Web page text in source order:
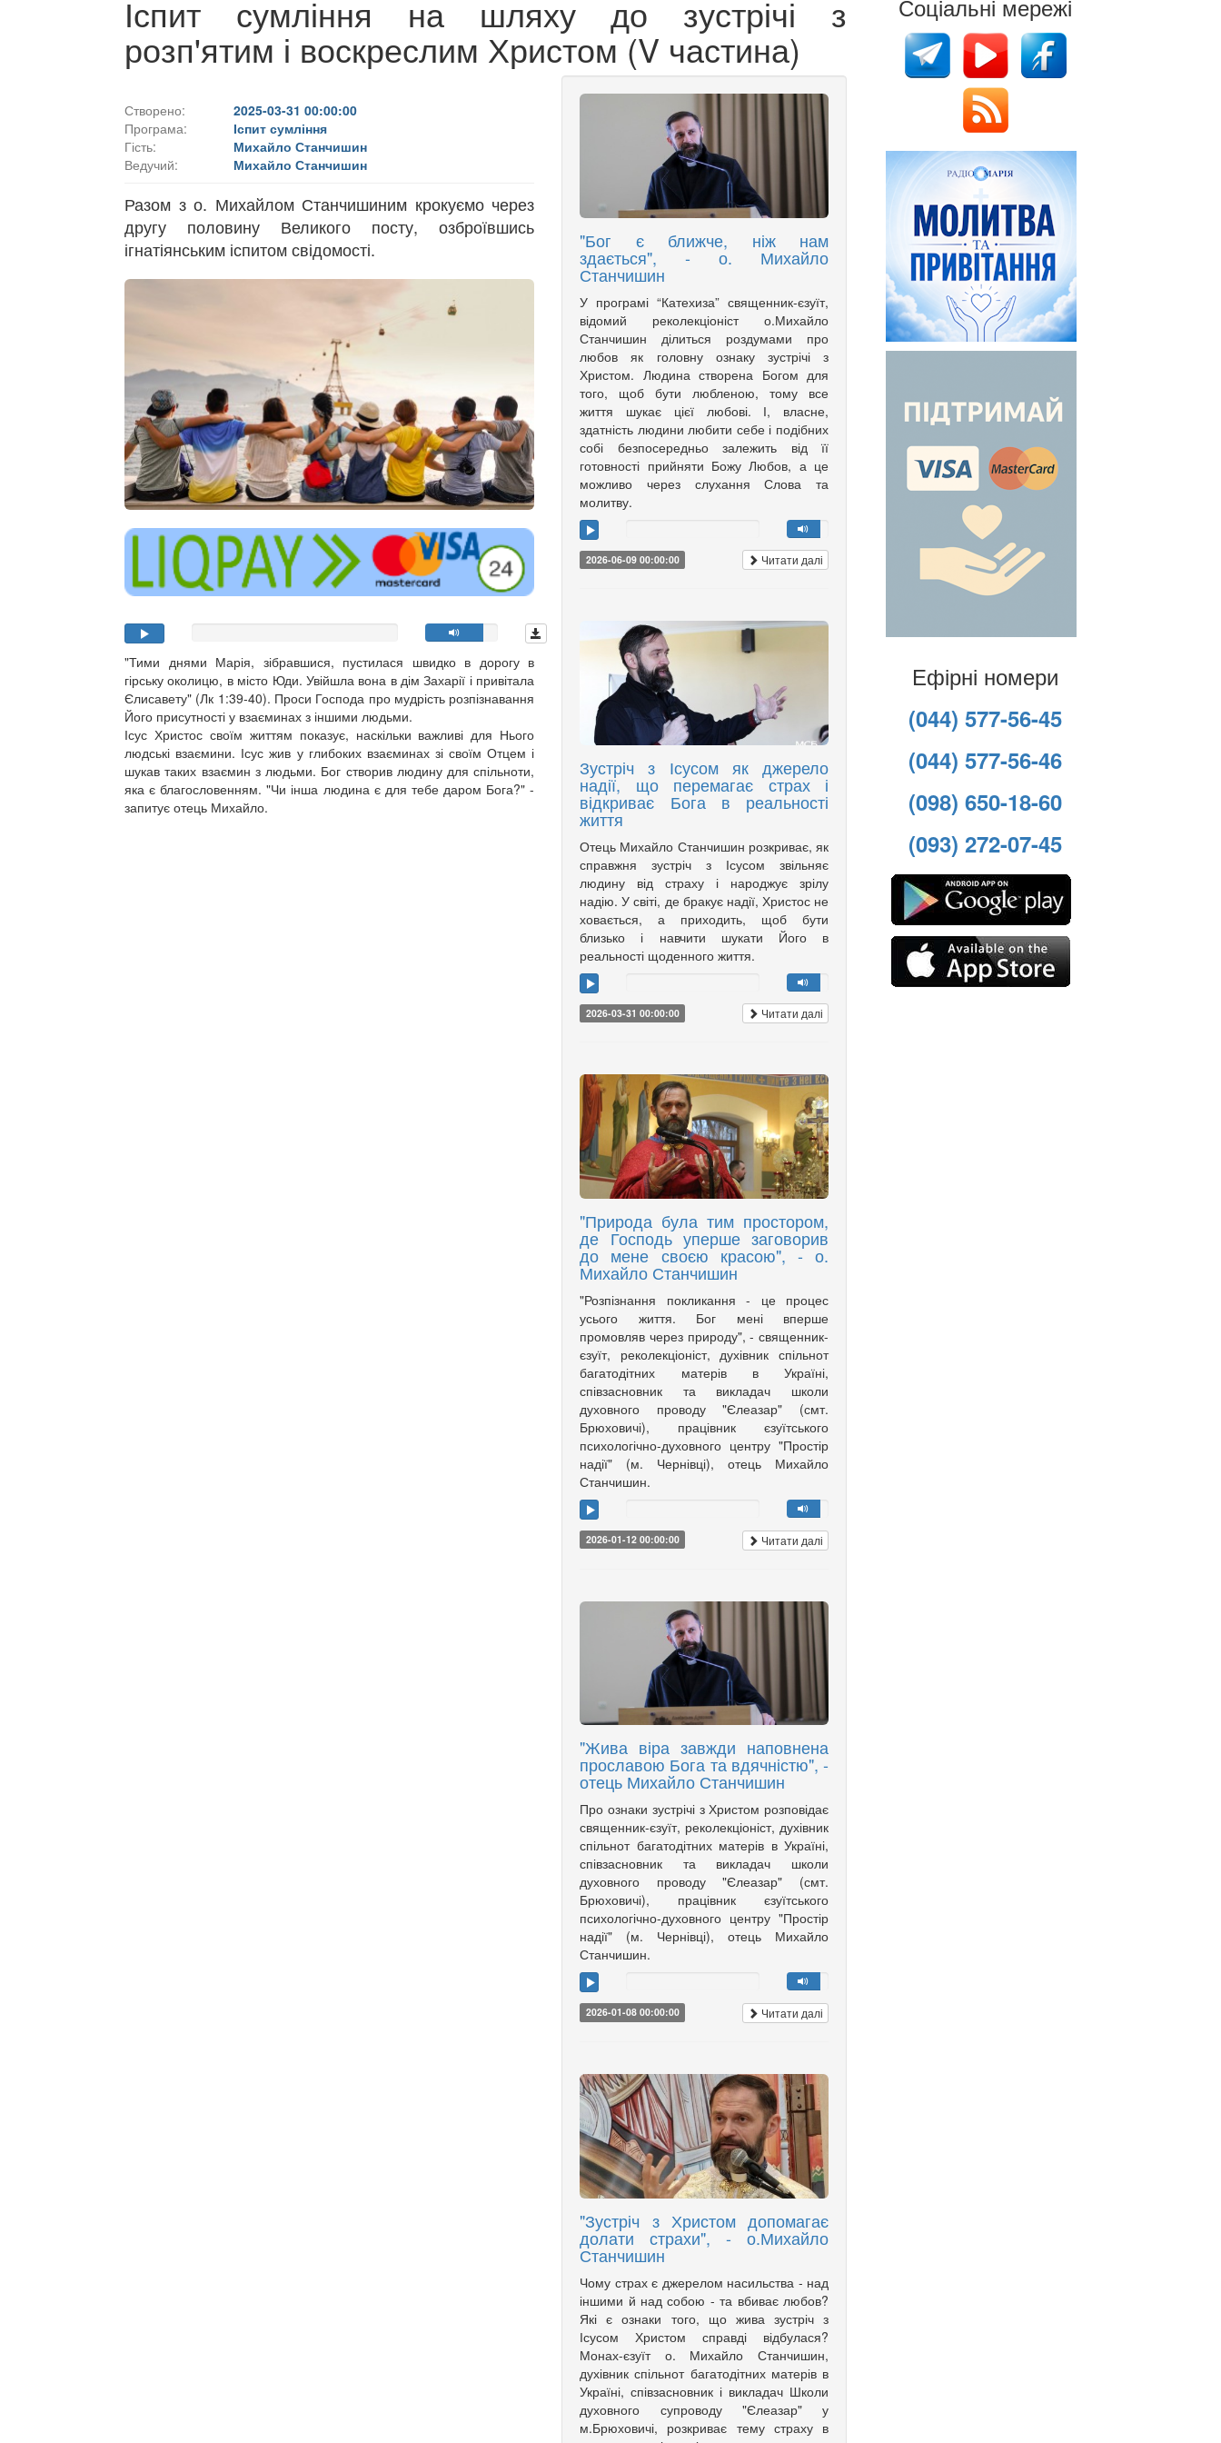
Іспит сумління на шляху до зустрічі з
розп'ятим і воскреслим Христом (V частина)
Створено:
2025-03-31 00:00:00
Програма:
Іспит сумління
Гість:
Михайло Станчишин
Ведучий:
Михайло Станчишин
Разом з о. Михайлом Станчишиним крокуємо через
другу половину Великого посту, озброївшись
ігнатіянським іспитом свідомості.
"Тими днями Марія, зібравшися, пустилася швидко в дорогу в
гірську околицю, в місто Юди. Увійшла вона в дім Захарії і привітала
Єлисавету" (Лк 1:39-40). Проси Господа про мудрість розпізнавання
Його присутності у взаєминах з іншими людьми.
Ісус Христос своїм життям показує, наскільки важливі для Нього
людські взаємини. Ісус жив у глибоких взаєминах зі своїм Отцем і
шукав таких взаємин з людьми. Бог створив людину для спільноти,
яка є благословенням. "Чи інша людина є для тебе даром Бога?" -
запитує отець Михайло.
"Бог є ближче, ніж нам
здається", - о. Михайло
Станчишин
У програмі “Катехиза” священник-єзуїт,
відомий реколекціоніст о.Михайло
Станчишин ділиться роздумами про
любов як головну ознаку зустрічі з
Христом. Людина створена Богом для
того, щоб бути любленою, тому все
життя шукає цієї любові. І, власне,
здатність людини любити себе і подібних
собі безпосередньо залежить від її
готовності прийняти Божу Любов, а це
можливо через слухання Слова та
молитву.
2026-06-09 00:00:00 Читати далі
Зустріч з Ісусом як джерело
надії, що перемагає страх і
відкриває Бога в реальності
життя
Отець Михайло Станчишин розкриває, як
справжня зустріч з Ісусом звільняє
людину від страху і народжує зрілу
надію. У світі, де бракує надії, Христос не
ховається, а приходить, щоб бути
близько і навчити шукати Його в
реальності щоденного життя.
2026-03-31 00:00:00 Читати далі
"Природа була тим простором,
де Господь уперше заговорив
до мене своєю красою", - о.
Михайло Станчишин
"Розпізнання покликання - це процес
усього життя. Бог мені вперше
промовляв через природу", - священник-
єзуїт, реколекціоніст, духівник спільнот
багатодітних матерів в Україні,
співзасновник та викладач школи
духовного проводу "Єлеазар" (смт.
Брюховичі), працівник єзуїтського
психологічно-духовного центру "Простір
надії" (м. Чернівці), отець Михайло
Станчишин.
2026-01-12 00:00:00 Читати далі
"Жива віра завжди наповнена
прославою Бога та вдячністю", -
отець Михайло Станчишин
Про ознаки зустрічі з Христом розповідає
священник-єзуїт, реколекціоніст, духівник
спільнот багатодітних матерів в Україні,
співзасновник та викладач школи
духовного проводу "Єлеазар" (смт.
Брюховичі), працівник єзуїтського
психологічно-духовного центру "Простір
надії" (м. Чернівці), отець Михайло
Станчишин.
2026-01-08 00:00:00 Читати далі
"Зустріч з Христом допомагає
долати страхи", - о.Михайло
Станчишин
Чому страх є джерелом насильства - над
іншими й над собою - та вбиває любов?
Які є ознаки того, що жива зустріч з
Ісусом Христом справді відбулася?
Монах-єзуїт о. Михайло Станчишин,
духівник спільнот багатодітних матерів в
Україні, співзасновник і викладач Школи
духовного супроводу "Єлеазар" у
м.Брюховичі, розкриває тему страху в
Соціальні мережі
Ефірні номери
(044) 577-56-45
(044) 577-56-46
(098) 650-18-60
(093) 272-07-45